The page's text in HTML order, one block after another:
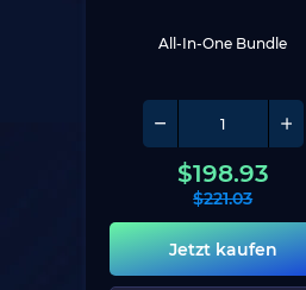
All-In-One Bundle
$198.93
$221.03
Jetzt kaufen